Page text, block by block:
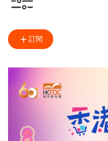
訂閱